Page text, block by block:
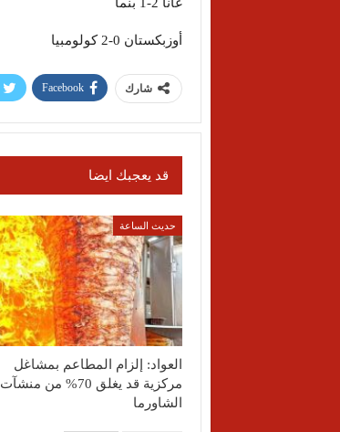
أوزبكستان 0-2 كولومبيا
شارك Facebook
قد يعجبك ايضا
حديث الساعة
العواد: إلزام المطاعم بمشاغل
مركزية قد يغلق 70% من منشآت
الشاورما